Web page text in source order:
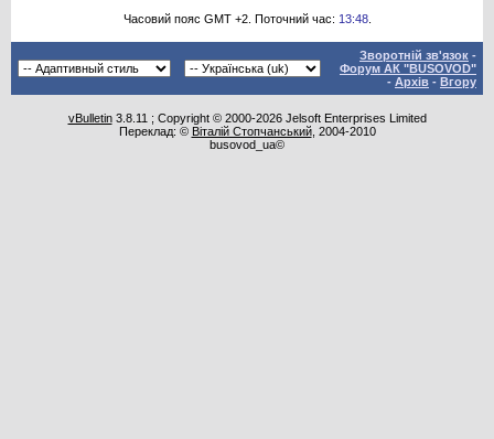
Часовий пояс GMT +2. Поточний час: 13:48.
Зворотній зв'язок -
Форум АК "BUSOVOD"
- Архів - Вгору
vBulletin3.8.11 ; Copyright © 2000-2026 Jelsoft Enterprises Limited
Переклад: © Віталій Стопчанський, 2004-2010
busovod_ua©